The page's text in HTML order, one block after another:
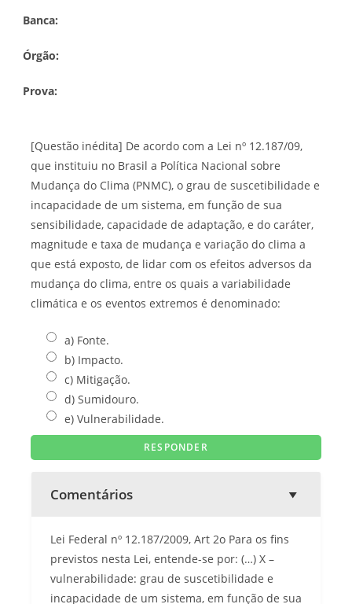
Banca:
Órgão:
Prova:
[Questão inédita] De acordo com a Lei nº 12.187/09,
que instituiu no Brasil a Política Nacional sobre
Mudança do Clima (PNMC), o grau de suscetibilidade e
incapacidade de um sistema, em função de sua
sensibilidade, capacidade de adaptação, e do caráter,
magnitude e taxa de mudança e variação do clima a
que está exposto, de lidar com os efeitos adversos da
mudança do clima, entre os quais a variabilidade
climática e os eventos extremos é denominado:
a) Fonte.
b) Impacto.
c) Mitigação.
d) Sumidouro.
e) Vulnerabilidade.
Comentários
Lei Federal nº 12.187/2009, Art 2o Para os fins
previstos nesta Lei, entende-se por: (…) X –
vulnerabilidade: grau de suscetibilidade e
incapacidade de um sistema, em função de sua